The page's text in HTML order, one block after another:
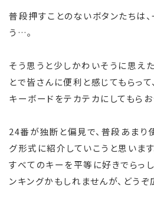
普段押すことのないボタンたちは
う…。
そう思うと少しかわいそうに思え
とで皆さんに便利と感じてもらっ
キーボードをテカテカにしてもらお
24番が独断と偏見で、普段あまり
グ形式に紹介していこうと思います
すべてのキーを平等に好きでらっ
ンキングかもしれませんが、どうぞ